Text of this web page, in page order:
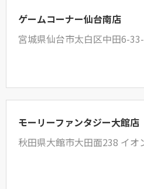
ゲームコーナー仙台南店
宮城県仙台市太白区中田6-
モーリーファンタジー大館店
秋田県大館市大田面238 イ